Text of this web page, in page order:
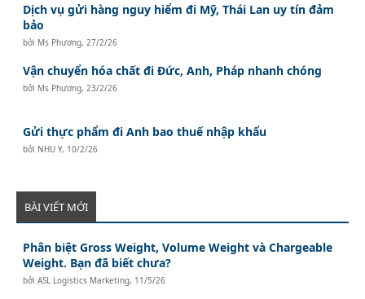
Dịch vụ gửi hàng nguy hiểm đi Mỹ, Thái Lan uy tín đảm
bảo
bởi Ms Phương, 27/2/26
Vận chuyển hóa chất đi Đức, Anh, Pháp nhanh chóng
bởi Ms Phương, 23/2/26
Gửi thực phẩm đi Anh bao thuế nhập khẩu
bởi NHU Y, 10/2/26
BÀI VIẾT MỚI
Phân biệt Gross Weight, Volume Weight và Chargeable
Weight. Bạn đã biết chưa?
bởiASL Logistics Marketing, 11/5/26